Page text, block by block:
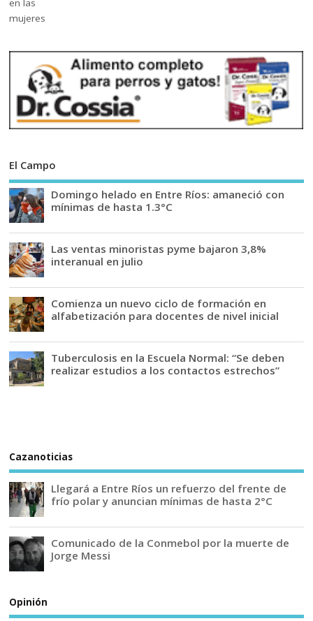
El Campo
Domingo helado en Entre Ríos: amaneció con
mínimas de hasta 1.3°C
Las ventas minoristas pyme bajaron 3,8%
interanual en julio
Comienza un nuevo ciclo de formación en
alfabetización para docentes de nivel inicial
Tuberculosis en la Escuela Normal: “Se deben
realizar estudios a los contactos estrechos”
Cazanoticias
Llegará a Entre Ríos un refuerzo del frente de
frío polar y anuncian mínimas de hasta 2°C
Comunicado de la Conmebol por la muerte de
Jorge Messi
Opinión